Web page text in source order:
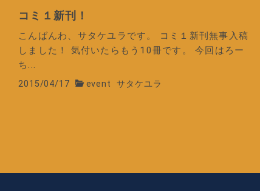
コミ１新刊！
こんばんわ、サタケユラです。 コミ１新刊無事入稿
しました！ 気付いたらもう10冊です。 今回はろー
ち...
2015/04/17 event サタケユラ